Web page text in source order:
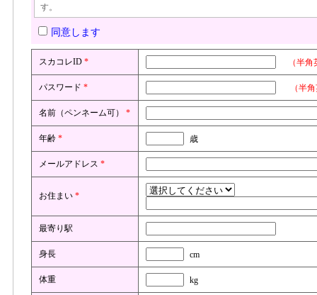
(3)情報などの削除について
上記(2)のユーザー禁止事項に違反した情報が本サイトに掲載された場
を削除することがあります。その他、本サイトの運営及び保守管理上
ーザーは、この削除について弊社に対し損害賠償請求等、一切の異議を
(4)提供された情報の利用について
弊社は、ユーザーが弊社及び本サイトに提供した著作物及びその他の
自由に変更、複製し、弊社名義で公表し、かつ弊社又は第三者の名義
る等を含め、あらゆる方法で利用することができるものとします。ユ
するものとします。
なお、ユーザーの個人情報ついては「
プライバシーポリシー
(5)損害賠償について
1.ユーザーは、本サイトの利用に際して弊社又は第三者に損害を与えた
ます。
2.ユーザーが本サイトへ提供したコンテンツ、ユーザーの本サイトへの
るものとします。また、当該クレームや請求への対応に関連して弊社
った場合については、ユーザーは当該費用および賠償金等(弊社が負担
す。
(6)サービスの中断
弊社はユーザーへの事前の通知を行うことなく、提供しているサービ
弊社がサービスを中断または停止した間も、ユーザーに対しては一切の
す。
本サイトでは、広告主に対しサイトへのアクセス数・アンケートなど
ザーがどの広告へアクセスしたかなど、個人を特定できる情報は一切
ーの事前の承諾なく個人情報を第三者に提供することの無いよう義務
外の目的で許可なく利用することはありません。
(5)個人情報の第三者への開示
本サイトでは、弊社および機密保持契約を結んだ協力企業以外に、ユ
たしません。ただし、以下のような場合は、当該ユーザーの事前の同
す。
1.裁判所、検察庁、警察、弁護士会、消費者センターまたはこれらに準
の開示を求められた場合
2.利用者が第三者に不利益を及ぼすと弊社が判断した場合
3.弊社の財産や権利を保護するために必要がある場合
同意します
スカコレID * （半
パスワード * （半
名前（ペンネーム可） *
年齢 * 歳
メールアドレス *
お住まい *
最寄り駅
身長 cm
体重 kg